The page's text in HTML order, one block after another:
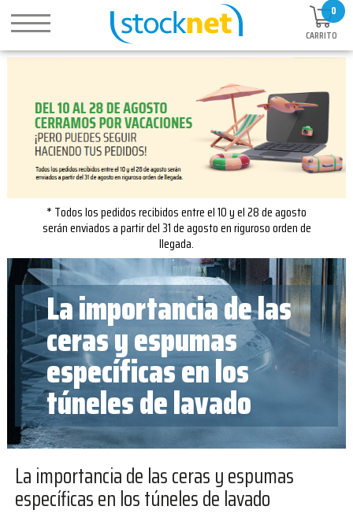
0
CARRITO
* Todos los pedidos recibidos entre el 10 y el 28 de agosto
serán enviados a partir del 31 de agosto en riguroso orden de
llegada.
La importancia de las
ceras y espumas
específicas en los
túneles de lavado
La importancia de las ceras y espumas
específicas en los túneles de lavado